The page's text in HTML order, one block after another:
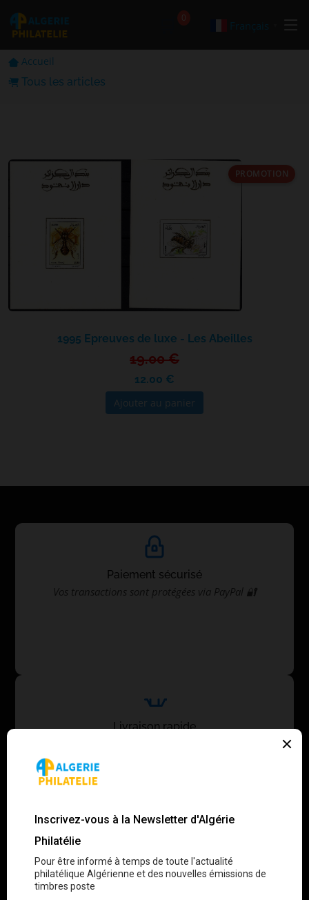
0
Français
Accueil
Tous les articles
PROMOTION
1995 Epreuves de luxe - Les Abeilles
19.00 €
12.00 €
Ajouter au panier
Paiement sécurisé
Vos transactions sont protégées via PayPal 🔐
Livraison rapide
Assurance incluse
Remboursement ou remplacement garanti ✅